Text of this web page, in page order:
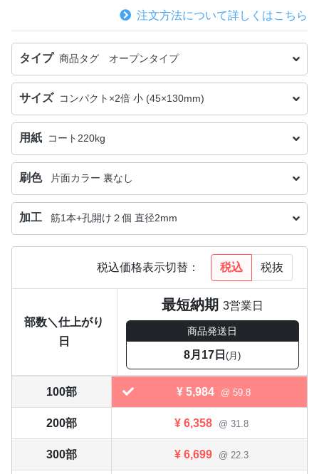
注文方法について詳しくはこちら
タイプ 商品タグ オープンタイプ
サイズ コンパクト×2倍 小 (45×130mm)
用紙 コート220kg
刷色 片面カラー 裏なし
加工 筋1本+孔開け２個 直径2mm
税込価格表示切替： 税込 税抜
部数＼仕上がり
日
最短納期 3営業日
商品発送日
8月17日(月)
100部 ¥ 5,984 @ 59.8
200部 ¥ 6,358 @ 31.8
300部 ¥ 6,699 @ 22.3